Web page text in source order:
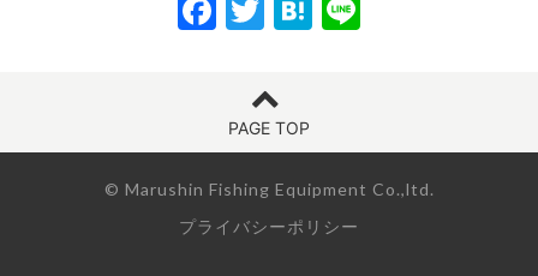
F
e
b
o
o
T
itt
er
H
a
PAGE TOP
© Marushin Fishing Equipment Co.,ltd.
プライバシーポリシー